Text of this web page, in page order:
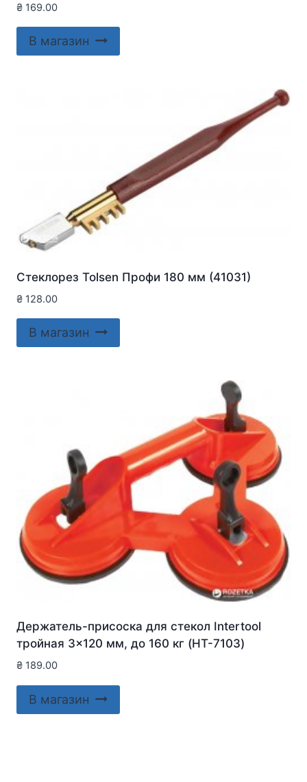
₴ 169.00
В магазин
Стеклорез Tolsen Профи 180 мм (41031)
₴ 128.00
В магазин
Держатель-присоска для стекол Intertool
тройная 3×120 мм, до 160 кг (HT-7103)
₴ 189.00
В магазин